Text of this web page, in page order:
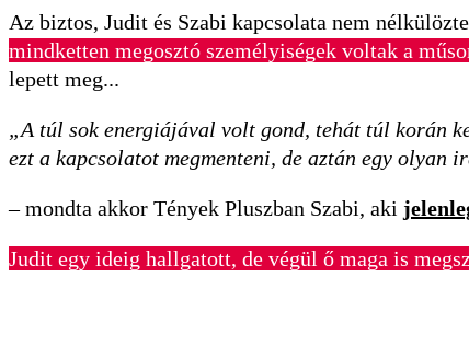
Az biztos, Judit és Szabi kapcsolata nem
mindketten megosztó személyiségek voltak a
lepett meg...
„A túl sok energiájával volt gond, tehát túl korán
ezt a kapcsolatot megmenteni, de aztán egy olyan
– mondta akkor Tények Pluszban Szabi, aki
Judit egy ideig hallgatott, de végül ő maga is